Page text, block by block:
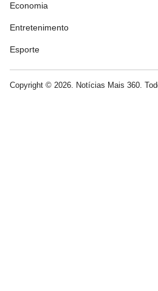
Economia
Entretenimento
Esporte
Copyright © 2026. Notícias Mais 360.